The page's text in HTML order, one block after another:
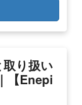
り扱い
【enepi